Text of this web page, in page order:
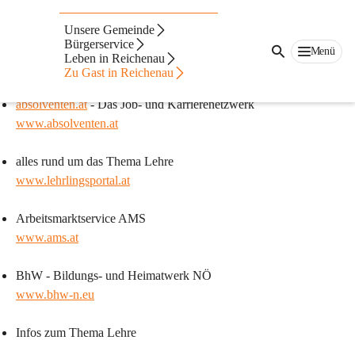
Unsere Gemeinde
Bürgerservice
Leben in Reichenau
Zu Gast in Reichenau
Menü
Links
absolventen.at - Das Job- und Karrierenetzwerk
www.absolventen.at
alles rund um das Thema Lehre
www.lehrlingsportal.at
Arbeitsmarktservice AMS
www.ams.at
BhW - Bildungs- und Heimatwerk NÖ
www.bhw-n.eu
Infos zum Thema Lehre